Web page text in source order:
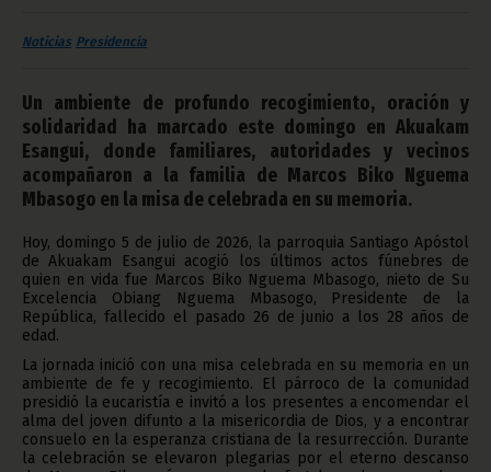
Noticias Presidencia
Un ambiente de profundo recogimiento, oración y
solidaridad ha marcado este domingo en Akuakam
Esangui, donde familiares, autoridades y vecinos
acompañaron a la familia de Marcos Biko Nguema
Mbasogo en la misa de celebrada en su memoria.
Hoy, domingo 5 de julio de 2026, la parroquia Santiago Apóstol
de Akuakam Esangui acogió los últimos actos fúnebres de
quien en vida fue Marcos Biko Nguema Mbasogo, nieto de Su
Excelencia Obiang Nguema Mbasogo, Presidente de la
República, fallecido el pasado 26 de junio a los 28 años de
edad.
La jornada inició con una misa celebrada en su memoria en un
ambiente de fe y recogimiento. El párroco de la comunidad
presidió la eucaristía e invitó a los presentes a encomendar el
alma del joven difunto a la misericordia de Dios, y a encontrar
consuelo en la esperanza cristiana de la resurrección. Durante
la celebración se elevaron plegarias por el eterno descanso